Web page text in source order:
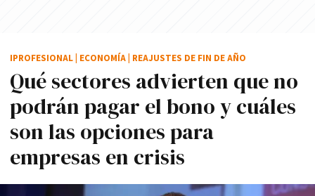
Qué sectores advierten que no
podrán pagar el bono y cuáles
son las opciones para
empresas en crisis
IPROFESIONAL ECONOMÍA REAJUSTES DE FIN DE AÑO